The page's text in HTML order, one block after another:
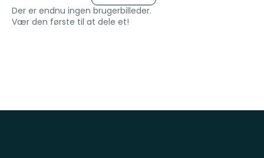
Der er endnu ingen brugerbilleder.
Vær den første til at dele et!